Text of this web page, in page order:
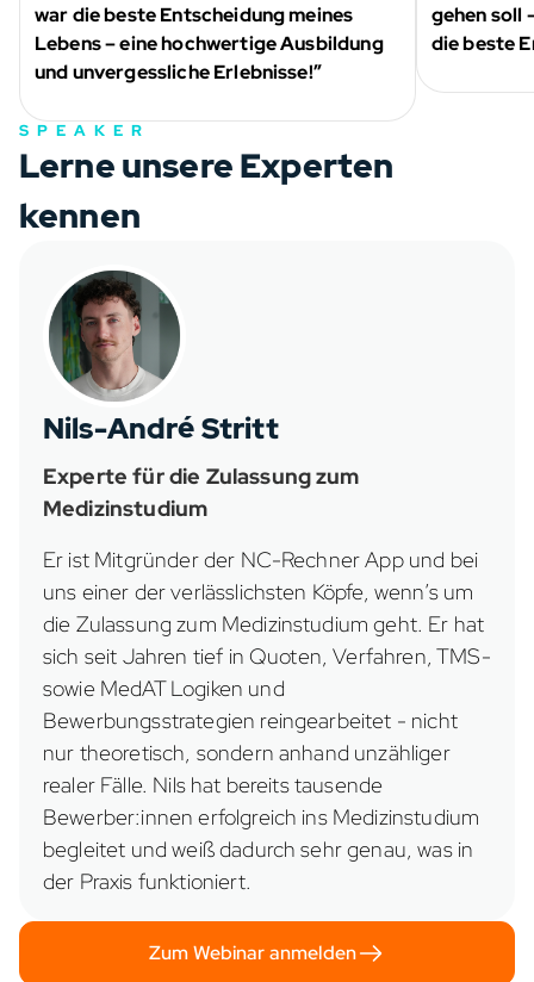
war die beste Entscheidung meines
Lebens – eine hochwertige Ausbildung
und unvergessliche Erlebnisse!”
gehen soll
die beste
SPEAKER
Lerne unsere Experten
kennen
Nils-André Stritt
Experte für die Zulassung zum
Medizinstudium
Er ist Mitgründer der NC-Rechner App und bei
uns einer der verlässlichsten Köpfe, wenn’s um
die Zulassung zum Medizinstudium geht. Er hat
sich seit Jahren tief in Quoten, Verfahren, TMS-
sowie MedAT Logiken und
Bewerbungsstrategien reingearbeitet - nicht
nur theoretisch, sondern anhand unzähliger
realer Fälle. Nils hat bereits tausende
Bewerber:innen erfolgreich ins Medizinstudium
begleitet und weiß dadurch sehr genau, was in
der Praxis funktioniert.
Zum Webinar anmelden